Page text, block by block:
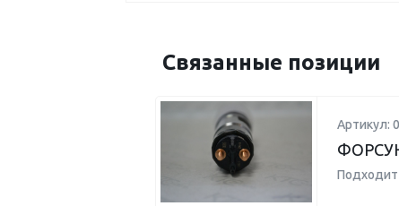
Связанные позиции
Артикул:
Подходит